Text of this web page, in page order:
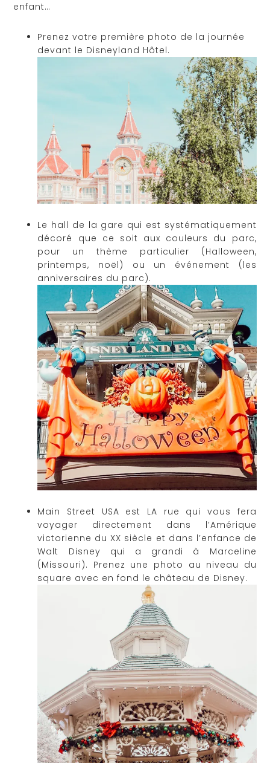
enfant…
Prenez votre première photo de la journée
devant le Disneyland Hôtel.
Le hall de la gare qui est systématiquement
décoré que ce soit aux couleurs du parc,
pour un thème particulier (Halloween,
printemps, noël) ou un événement (les
anniversaires du parc).
Main Street USA est LA rue qui vous fera
voyager directement dans l’Amérique
victorienne du XX siècle et dans l’enfance de
Walt Disney qui a grandi à Marceline
(Missouri). Prenez une photo au niveau du
square avec en fond le château de Disney.